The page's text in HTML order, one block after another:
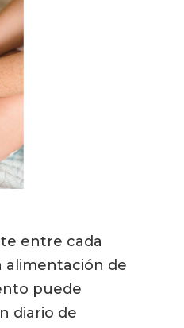
entre cada
alimentación de
puede
diario de